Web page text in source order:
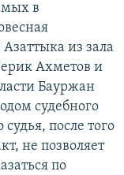
в
из зала
Ахметов и
Бауржан
судебного
после того
не позволяет
по